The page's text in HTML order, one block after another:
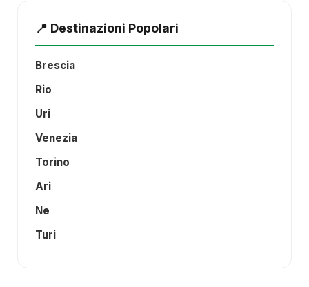
📍 Destinazioni Popolari
Brescia
Rio
Uri
Venezia
Torino
Ari
Ne
Turi